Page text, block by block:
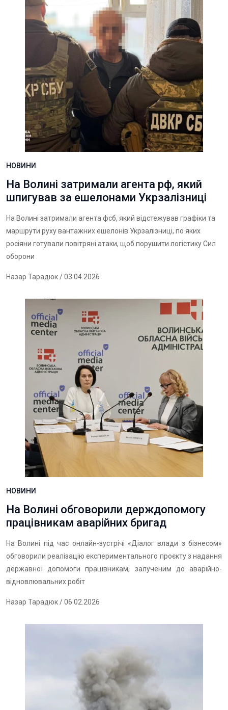
НОВИНИ
На Волині затримали агента рф, який
шпигував за ешелонами Укрзалізниці
На Волині затримали агента фсб, який відстежував графіки та
маршрути руху вантажних ешелонів Укрзалізниці, по яких
росіяни готували повітряні атаки, щоб порушити логістику Сил
оборони
Назар Тарадюк/ 03.04.2026
НОВИНИ
На Волині обговорили держдопомогу
працівникам аварійних бригад
На Волині під час онлайн-зустрічі «Діалог влади з бізнесом»
обговорили реалізацію експериментального проєкту з надання
державної допомоги працівникам, залученим до аварійно-
відновлювальних робіт
Назар Тарадюк/ 06.02.2026